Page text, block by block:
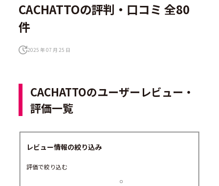
CACHATTOの評判・口コミ 全80
件
2025 年 07 月 25 日
CACHATTOのユーザーレビュー・
評価一覧
レビュー情報の絞り込み
評価で絞り込む